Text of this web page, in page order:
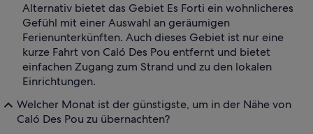
Alternativ bietet das Gebiet Es Forti ein wohnlicheres
Gefühl mit einer Auswahl an geräumigen
Ferienunterkünften. Auch dieses Gebiet ist nur eine
kurze Fahrt von Caló Des Pou entfernt und bietet
einfachen Zugang zum Strand und zu den lokalen
Einrichtungen.
Welcher Monat ist der günstigste, um in der Nähe von
Caló Des Pou zu übernachten?